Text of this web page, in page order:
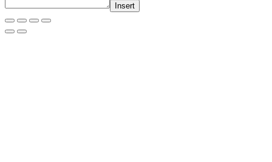
Insert